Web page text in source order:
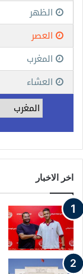
اخر الاخبار